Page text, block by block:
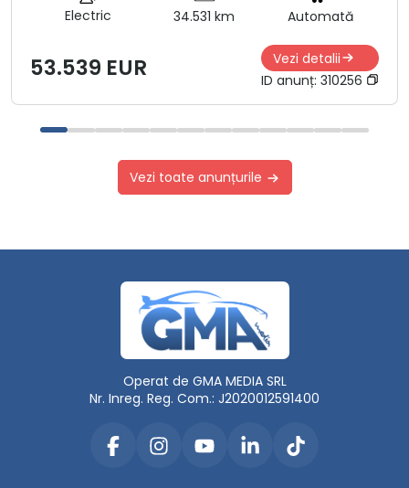
Electric 34.531 km Automată
53.539 EUR
Vezi detalii
ID anunț: 310256
Vezi toate anunțurile
Operat de GMA MEDIA SRL
Nr. Inreg. Reg. Com.: J2020012591400